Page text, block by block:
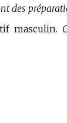
des
masculin.